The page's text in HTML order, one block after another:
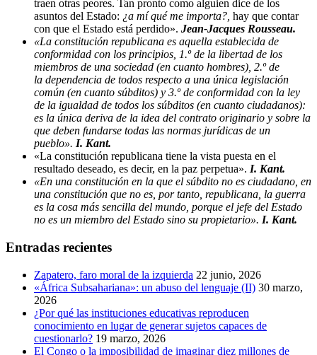
traen otras peores. Tan pronto como alguien dice de los
asuntos del Estado: ¿a mí qué me importa?, hay que contar
con que el Estado está perdido». Jean-Jacques Rousseau.
«La constitución republicana es aquella establecida de
conformidad con los principios, 1.º de la libertad de los
miembros de una sociedad (en cuanto hombres), 2.º de
la dependencia de todos respecto a una única legislación
común (en cuanto súbditos) y 3.º de conformidad con la ley
de la igualdad de todos los súbditos (en cuanto ciudadanos):
es la única deriva de la idea del contrato originario y sobre la
que deben fundarse todas las normas jurídicas de un
pueblo». I. Kant.
«La constitución republicana tiene la vista puesta en el
resultado deseado, es decir, en la paz perpetua». I. Kant.
«En una constitución en la que el súbdito no es ciudadano, en
una constitución que no es, por tanto, republicana, la guerra
es la cosa más sencilla del mundo, porque el jefe del Estado
no es un miembro del Estado sino su propietario». I. Kant.
Entradas recientes
Zapatero, faro moral de la izquierda 22 junio, 2026
«África Subsahariana»: un abuso del lenguaje (II) 30 marzo,
2026
¿Por qué las instituciones educativas reproducen
conocimiento en lugar de generar sujetos capaces de
cuestionarlo? 19 marzo, 2026
El Congo o la imposibilidad de imaginar diez millones de